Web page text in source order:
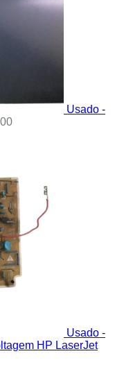
Usado -
Usado -
HP LaserJet